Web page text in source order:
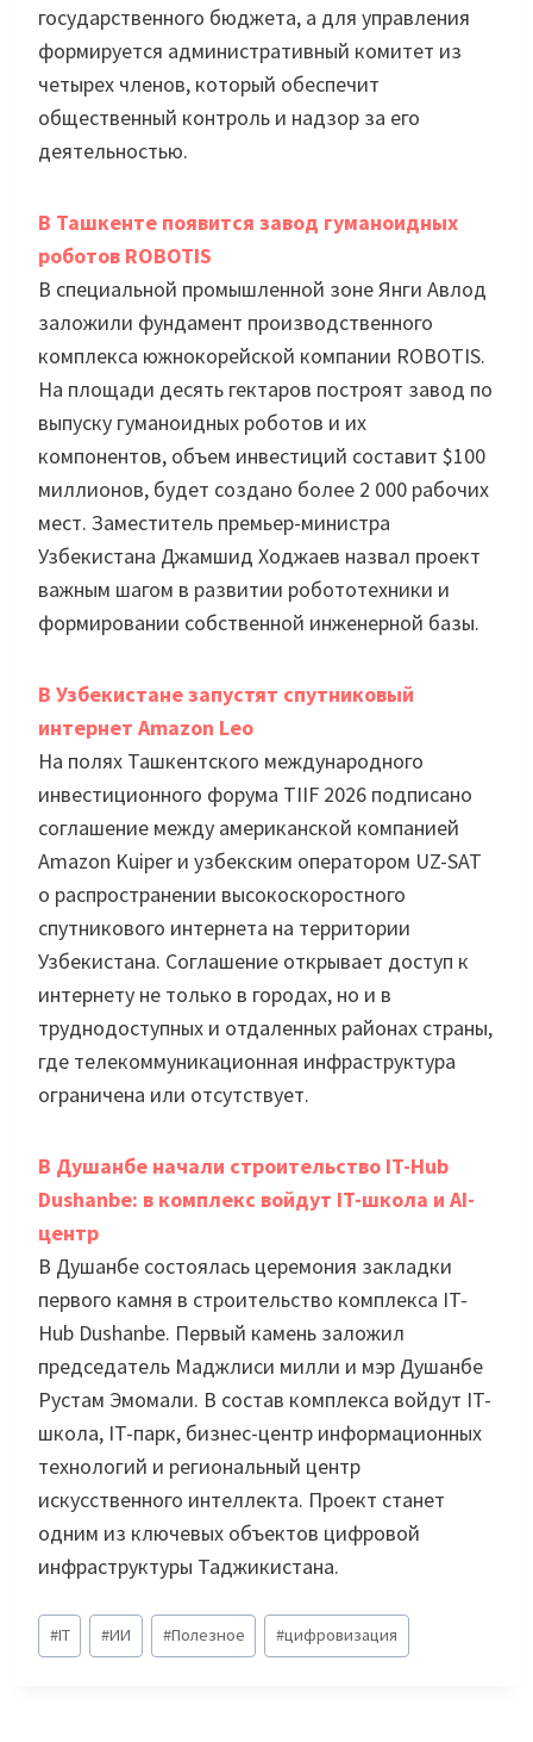
государственного бюджета, а для управления
формируется административный комитет из
четырех членов, который обеспечит
общественный контроль и надзор за его
деятельностью.
В Ташкенте появится завод гуманоидных
роботов ROBOTIS
В специальной промышленной зоне Янги Авлод
заложили фундамент производственного
комплекса южнокорейской компании ROBOTIS.
На площади десять гектаров построят завод по
выпуску гуманоидных роботов и их
компонентов, объем инвестиций составит $100
миллионов, будет создано более 2 000 рабочих
мест. Заместитель премьер-министра
Узбекистана Джамшид Ходжаев назвал проект
важным шагом в развитии робототехники и
формировании собственной инженерной базы.
В Узбекистане запустят спутниковый
интернет Amazon Leo
На полях Ташкентского международного
инвестиционного форума TIIF 2026 подписано
соглашение между американской компанией
Amazon Kuiper и узбекским оператором UZ-SAT
о распространении высокоскоростного
спутникового интернета на территории
Узбекистана. Соглашение открывает доступ к
интернету не только в городах, но и в
труднодоступных и отдаленных районах страны,
где телекоммуникационная инфраструктура
ограничена или отсутствует.
В Душанбе начали строительство IT-Hub
Dushanbe: в комплекс войдут IT-школа и AI-
центр
В Душанбе состоялась церемония закладки
первого камня в строительство комплекса IT-
Hub Dushanbe. Первый камень заложил
председатель Маджлиси милли и мэр Душанбе
Рустам Эмомали. В состав комплекса войдут IT-
школа, IT-парк, бизнес-центр информационных
технологий и региональный центр
искусственного интеллекта. Проект станет
одним из ключевых объектов цифровой
инфраструктуры Таджикистана.
Метки
записи:
#IT #ИИ #Полезное #цифровизация